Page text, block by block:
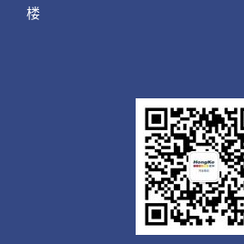
楼